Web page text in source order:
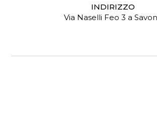
INDIRIZZO
Via Naselli Feo 3 a